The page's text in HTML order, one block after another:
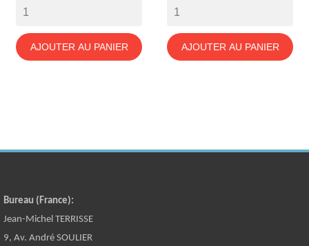
AJOUTER AU PANIER AJOUTER AU PANIER
Bureau (France):
Jean-Michel TERRISSE
9, Av. André SOULIER